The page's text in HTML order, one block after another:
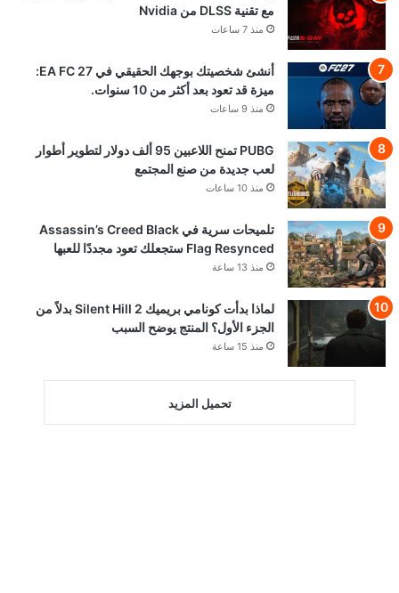
مع تقنية DLSS من Nvidia
منذ 7 ساعات
أنشئ شخصيتك بوجهك الحقيقي في EA FC 27:
ميزة قد تعود بعد أكثر من 10 سنوات.
منذ 9 ساعات
PUBG تمنح اللاعبين 95 ألف دولار لتطوير أطوار
لعب جديدة من صنع المجتمع
منذ 10 ساعات
تلميحات سرية في Assassin’s Creed Black
Flag Resynced ستجعلك تعود مجددًا للعبها
منذ 13 ساعة
لماذا بدأت كونامي بريميك Silent Hill 2 بدلاً من
الجزء الأول؟ المنتج يوضح السبب
منذ 15 ساعة
تحميل المزيد